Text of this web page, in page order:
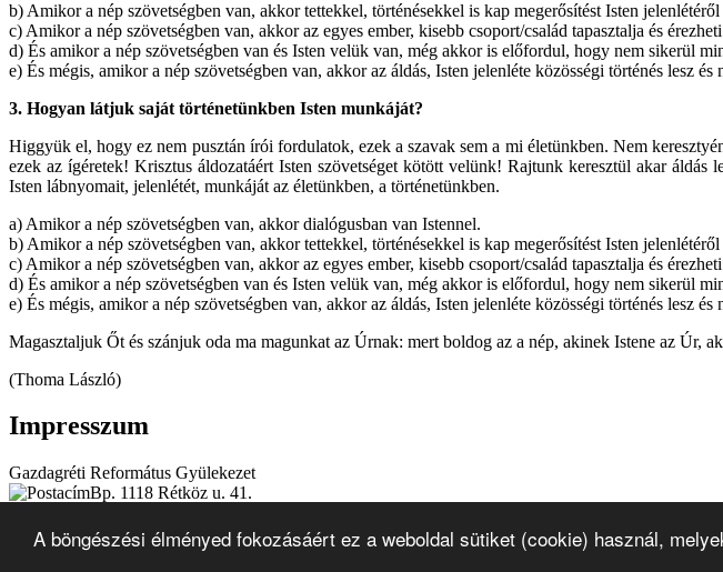
A böngészési élményed fokozásáért ez a weboldal sütiket (cookie) használ,
b) Amikor a nép szövetségben van, akkor tettekkel, történésekkel is kap megerősítést Isten jelenlétéről
c) Amikor a nép szövetségben van, akkor az egyes ember, kisebb csoport/család tapasztalja és
d) És amikor a nép szövetségben van és Isten velük van, még akkor is előfordul, hogy nem sikerül
e) És mégis, amikor a nép szövetségben van, akkor az áldás, Isten jelenléte közösségi történés lesz
3. Hogyan látjuk saját történetünkben Isten munkáját?
Higgyük el, hogy ez nem pusztán írói fordulatok, ezek a szavak sem a mi életünkben. Nem
ezek az ígéretek! Krisztus áldozatáért Isten szövetséget kötött velünk! Rajtunk keresztül akar
Isten lábnyomait, jelenlétét, munkáját az életünkben, a történetünkben.
a) Amikor a nép szövetségben van, akkor dialógusban van Istennel.
b) Amikor a nép szövetségben van, akkor tettekkel, történésekkel is kap megerősítést Isten jelenlétéről
c) Amikor a nép szövetségben van, akkor az egyes ember, kisebb csoport/család tapasztalja és
d) És amikor a nép szövetségben van és Isten velük van, még akkor is előfordul, hogy nem sikerül
e) És mégis, amikor a nép szövetségben van, akkor az áldás, Isten jelenléte közösségi történés lesz
Magasztaljuk Őt és szánjuk oda ma magunkat az Úrnak: mert boldog az a nép, akinek Istene az Úr,
(Thoma László)
Impresszum
Gazdagréti Református Gyülekezet
Bp. 1118 Rétköz u. 41.